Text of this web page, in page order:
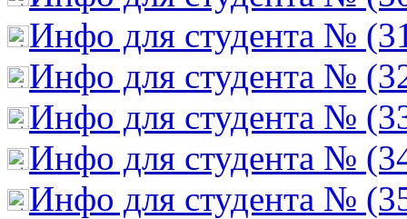
Инфо для студента №
Инфо для студента №
Инфо для студента №
Инфо для студента №
Инфо для студента №